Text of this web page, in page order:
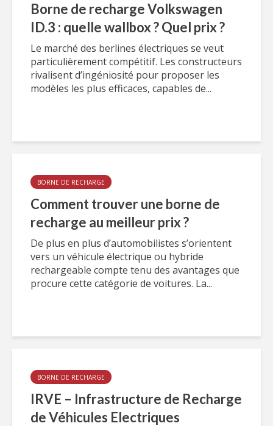
Borne de recharge Volkswagen
ID.3 : quelle wallbox ? Quel prix ?
Le marché des berlines électriques se veut
particulièrement compétitif. Les constructeurs
rivalisent d’ingéniosité pour proposer les
modèles les plus efficaces, capables de...
BORNE DE RECHARGE
Comment trouver une borne de
recharge au meilleur prix ?
De plus en plus d’automobilistes s’orientent
vers un véhicule électrique ou hybride
rechargeable compte tenu des avantages que
procure cette catégorie de voitures. La...
BORNE DE RECHARGE
IRVE – Infrastructure de Recharge
de Véhicules Electriques